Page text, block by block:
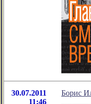
30.07.2011
11:46
Борис